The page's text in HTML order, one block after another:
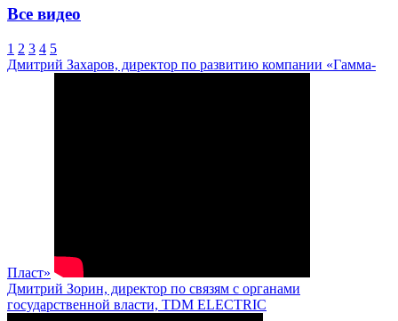
Все видео
1 2 3 4 5
Дмитрий Захаров, директор по развитию компании «Гамма-
Пласт»
Дмитрий Зорин, директор по связям с органами
государственной власти, TDM ELECTRIC